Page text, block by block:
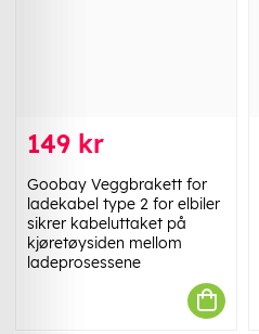
149 kr
Goobay Veggbrakett for
ladekabel type 2 for elbiler
sikrer kabeluttaket på
kjøretøysiden mellom
ladeprosessene